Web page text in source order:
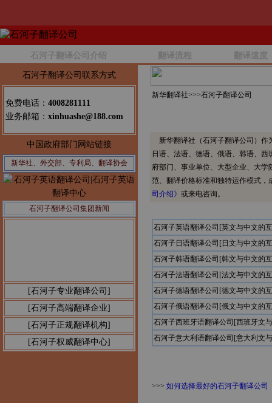
石河子翻译公司介绍 翻译流程 翻译速度
石河子翻译公司联系方式
免费电话： 4008281111
业务邮箱： xinhuashe@188.com
中国政府部门网站链接
新华社、外交部、专利局、翻译协会
石河子翻译公司集团新闻
公告1：
[石河子专业翻译公司]
[石河子高端翻译企业]
[石河子正规翻译机构]
[石河子权威翻译中心]
新华翻译社>>>石河子翻译公司
新华翻译社（石河子翻译公司）作
日语、法语、德语、俄语、韩语、
府部门、事业单位、大型企业、大
范、翻译价格标准和独特运作模式
司介绍》 或来电咨询。
石河子英语翻译公司[英文与中文的
石河子日语翻译公司[日文与中文的
石河子韩语翻译公司[韩文与中文的
石河子法语翻译公司[法文与中文的
石河子德语翻译公司[德文与中文的
石河子俄语翻译公司[俄文与中文的
石河子西班牙语翻译公司[西班牙文
石河子意大利语翻译公司[意大利文
>>> 如何选择最好的石河子翻译公司